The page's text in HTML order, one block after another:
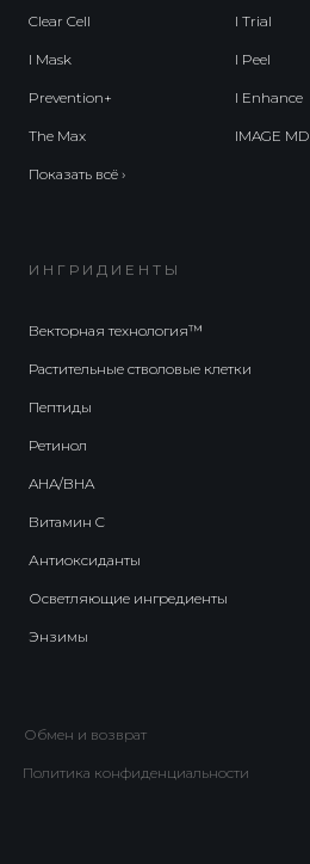
ИНГРИДИЕНТЫ
Векторная технология™
Растительные стволовые клетки
Пептиды
Ретинол
AHA/BHA
Витамин C
Антиоксиданты
Осветляющие ингредиенты
Энзимы
I Mask
Prevention+
The Max
Показать всё ›
Clear Cell I Trial
I Peel
I Enhance
IMAGE MD
Обмен и возврат
Политика конфиденциальности